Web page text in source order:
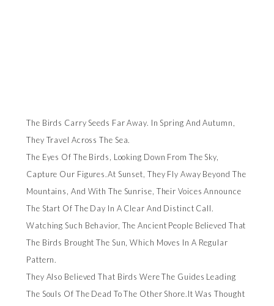
The Birds Carry Seeds Far Away. In Spring And Autumn,
They Travel Across The Sea.
The Eyes Of The Birds, Looking Down From The Sky,
Capture Our Figures.At Sunset, They Fly Away Beyond The
Mountains, And With The Sunrise, Their Voices Announce
The Start Of The Day In A Clear And Distinct Call.
Watching Such Behavior, The Ancient People Believed That
The Birds Brought The Sun, Which Moves In A Regular
Pattern.
They Also Believed That Birds Were The Guides Leading
The Souls Of The Dead To The Other Shore.It Was Thought